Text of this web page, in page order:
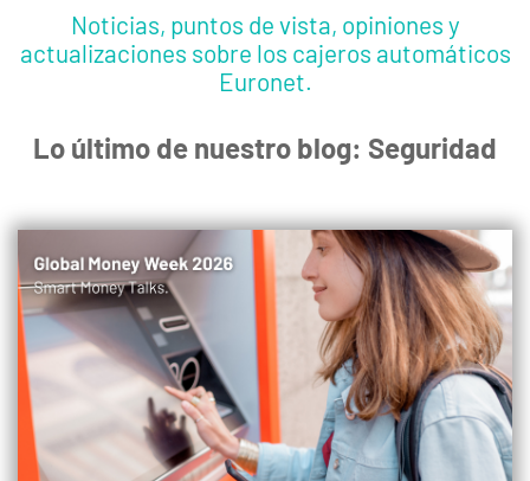
Noticias, puntos de vista, opiniones y
actualizaciones sobre los cajeros automáticos
Euronet.
Lo último de nuestro blog: Seguridad